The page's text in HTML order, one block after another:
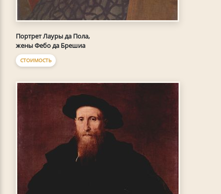
Портрет Лауры да Пола,
жены Фебо да Брешиа
СТОИМОСТЬ